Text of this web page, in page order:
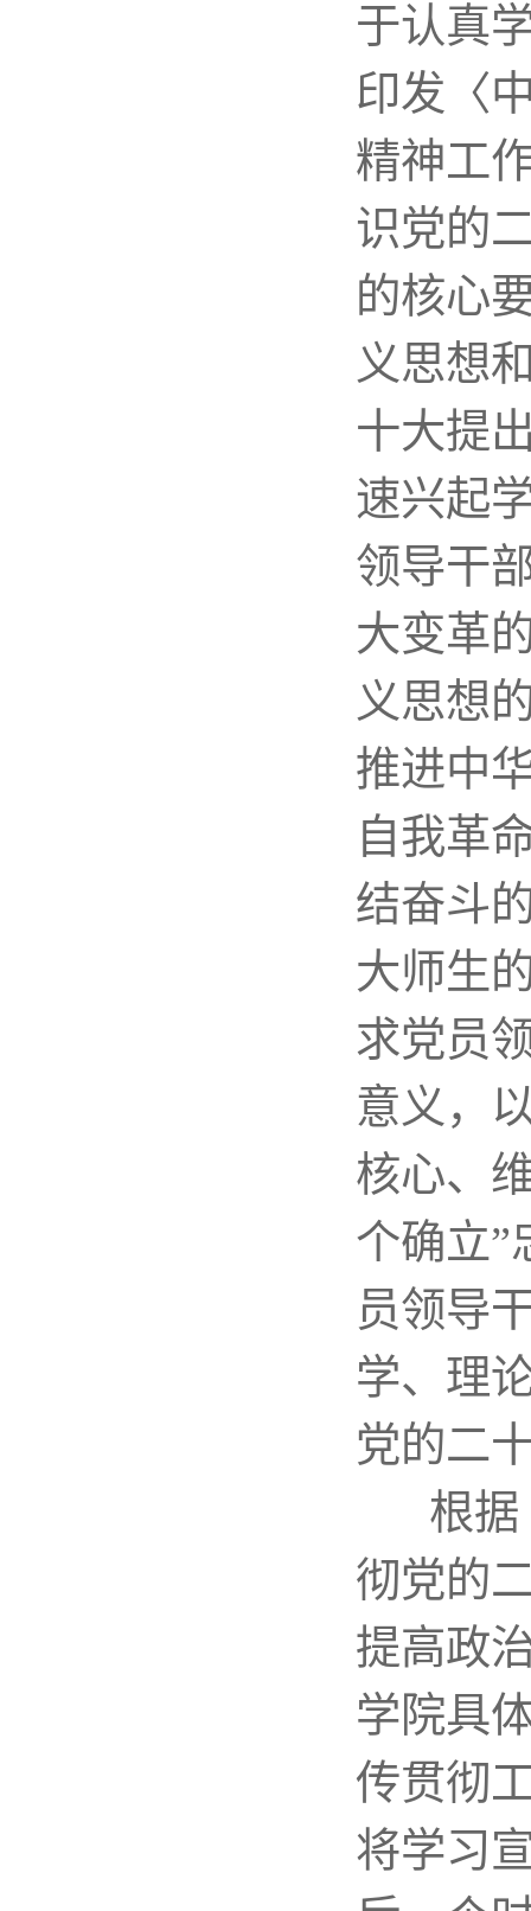
于认真
印发〈
精神工
识党的
的核心
义思想
十大提
速兴起
领导干
大变革
义思想
推进中
自我革
结奋斗
大师生
求党员
意义，
核心、
个确立”
员领导
学、理
党的二
根据
彻党的
提高政
学院具
传贯彻
将学习